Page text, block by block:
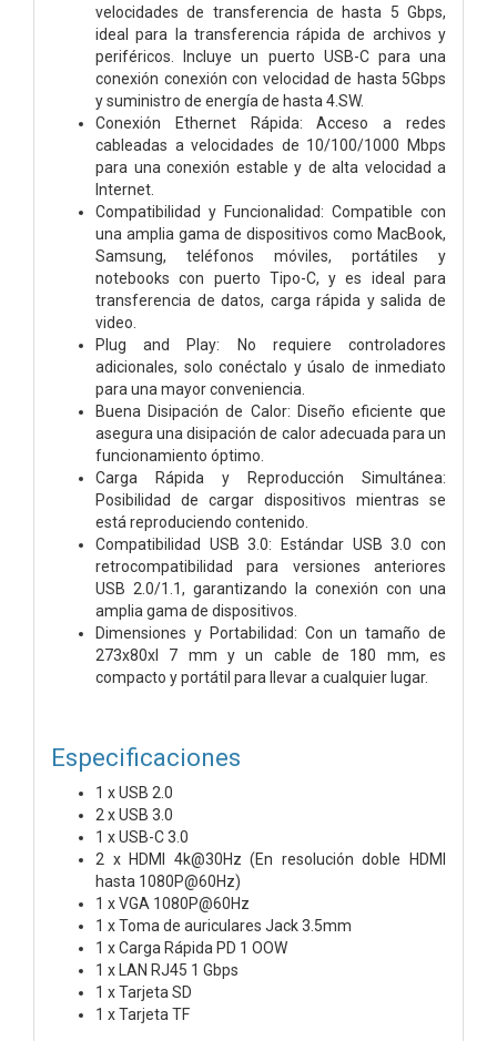
velocidades de transferencia de hasta 5 Gbps,
ideal para la transferencia rápida de archivos y
periféricos. Incluye un puerto USB-C para una
conexión conexión con velocidad de hasta 5Gbps
y suministro de energía de hasta 4.SW.
Conexión Ethernet Rápida: Acceso a redes
cableadas a velocidades de 10/100/1000 Mbps
para una conexión estable y de alta velocidad a
Internet.
Compatibilidad y Funcionalidad: Compatible con
una amplia gama de dispositivos como MacBook,
Samsung, teléfonos móviles, portátiles y
notebooks con puerto Tipo-C, y es ideal para
transferencia de datos, carga rápida y salida de
video.
Plug and Play: No requiere controladores
adicionales, solo conéctalo y úsalo de inmediato
para una mayor conveniencia.
Buena Disipación de Calor: Diseño eficiente que
asegura una disipación de calor adecuada para un
funcionamiento óptimo.
Carga Rápida y Reproducción Simultánea:
Posibilidad de cargar dispositivos mientras se
está reproduciendo contenido.
Compatibilidad USB 3.0: Estándar USB 3.0 con
retrocompatibilidad para versiones anteriores
USB 2.0/1.1, garantizando la conexión con una
amplia gama de dispositivos.
Dimensiones y Portabilidad: Con un tamaño de
273x80xl 7 mm y un cable de 180 mm, es
compacto y portátil para llevar a cualquier lugar.
Especificaciones
1 x USB 2.0
2 x USB 3.0
1 x USB-C 3.0
2 x HDMI 4k@30Hz (En resolución doble HDMI
hasta 1080P@60Hz)
1 x VGA 1080P@60Hz
1 x Toma de auriculares Jack 3.5mm
1 x Carga Rápida PD 1 OOW
1 x LAN RJ45 1 Gbps
1 x Tarjeta SD
1 x Tarjeta TF